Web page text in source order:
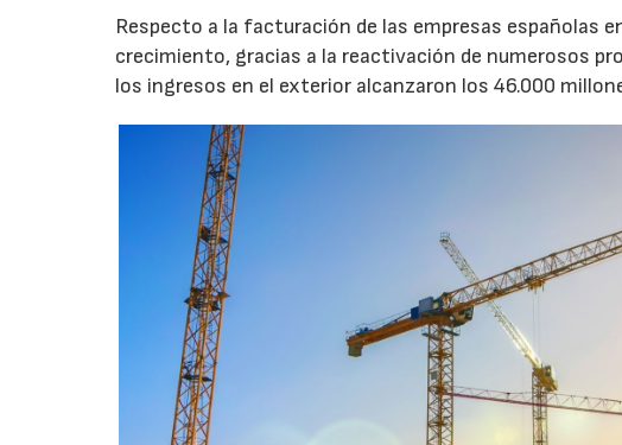
Respecto a la facturación de las empresas españolas
crecimiento, gracias a la reactivación de numerosos
los ingresos en el exterior alcanzaron los 46.000